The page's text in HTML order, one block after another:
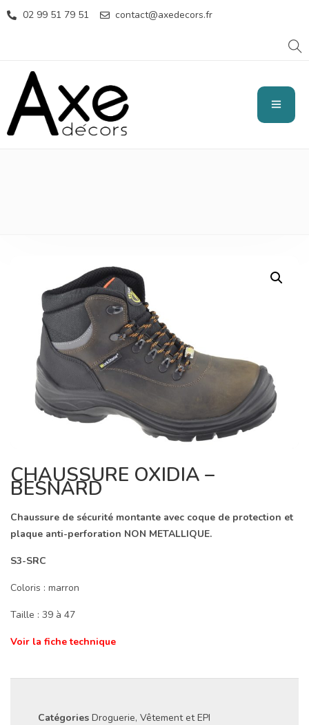
02 99 51 79 51 contact@axedecors.fr
DROGUERIE
CHAUSSURE OXIDIA –
BESNARD
Chaussure de sécurité montante avec coque de protection et
plaque anti-perforation NON METALLIQUE.
S3-SRC
Coloris : marron
Taille : 39 à 47
Voir la fiche technique
Catégories Droguerie, Vêtement et EPI